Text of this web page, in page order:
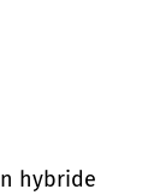
hybride